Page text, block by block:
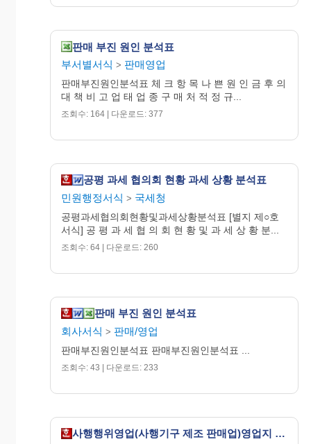
800,000,000
750,000,000
700,000,000
550,000,000
500,000,000
1월 2월 3월 4월 5월 6월 7월
매출액
매출액 성장율
판매 부진 원인 분석표
부서별서식 > 판매영업
판매부진원인분석표 체 크 항 목 나 쁜 원 인 금 후 의
대 책 비 고 업 태 업 종 구 매 처 적 정 규...
조회수: 164 | 다운로드: 377
공평 과세 협의회 현황 과세 상황 분석표
민원행정서식 > 국세청
공평과세협의회현황및과세상황분석표 [별지 제○호
서식] 공 평 과 세 협 의 회 현 황 및 과 세 상 황 분...
조회수: 64 | 다운로드: 260
판매 부진 원인 분석표
회사서식 > 판매/영업
판매부진원인분석표 판매부진원인분석표 ...
조회수: 43 | 다운로드: 233
사행행위영업(사행기구 제조 판매업)영업지 지위승계 신고서